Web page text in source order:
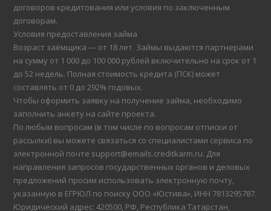
договоров кредитования или условия по заключенным
договорам.
Условия предоставления займа
Возраст заёмщика — от 18 лет. Займы выдаются партнерами
на сумму от 1 000 до 100 000 рублей включительно на срок от 1
до 52 недель. Полная стоимость кредита (ПСК) может
составлять от 0 до 292% годовых.
Чтобы оформить заявку на получение займа, необходимо
заполнить анкету на сайте проекта.
По любым вопросам (в том числе по вопросам отписки от
рассылки) вы можете связаться со специалистами сервиса по
электронной почте support@emails.creditkarm.ru. Для
направления запросов государственных органов и деловых
предложений просим использовать электронную почту,
указанную в ЕГРЮЛ по поиску ООО «Юстива», ИНН 7813295787.
Юридический адрес: 420500, РФ, Республика Татарстан,